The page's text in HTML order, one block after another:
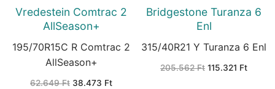
Vredestein Comtrac 2
AllSeason+
195/70R15C R Comtrac 2
AllSeason+
62.649Ft Original
38.473 FtCurrent
Bridgestone Turanza 6
Enl
315/40R21 Y Turanza 6 Enl
205.562Ft Original
115.321 Ft